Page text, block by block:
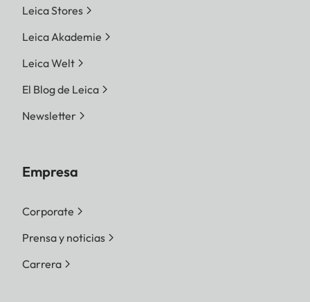
Leica Stores
Leica Akademie
Leica Welt
El Blog de Leica
Newsletter
Empresa
Corporate
Prensa y noticias
Carrera